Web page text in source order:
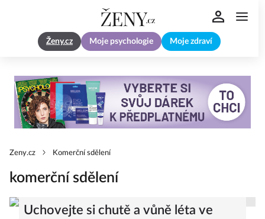
Ženy.cz Moje psychologie Moje zdraví
Zeny.cz Komerční sdělení
komerční sdělení
Uchovejte si chutě a vůně léta ve